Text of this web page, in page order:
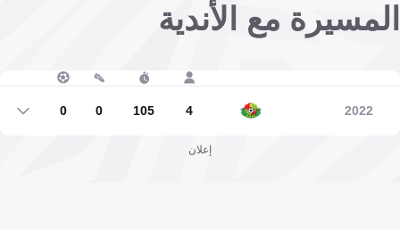
المسيرة مع الأندية
2022
4
105
0
0
إعلان